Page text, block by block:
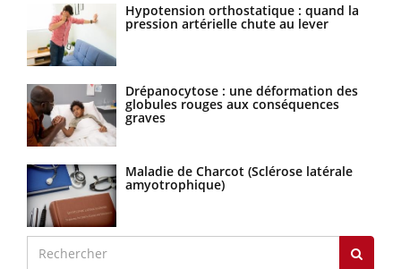
Hypotension orthostatique : quand la
pression artérielle chute au lever
Drépanocytose : une déformation des
globules rouges aux conséquences
graves
Maladie de Charcot (Sclérose latérale
amyotrophique)